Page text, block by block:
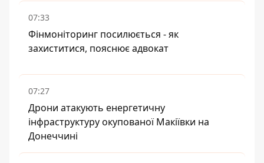
07:33
Фінмоніторинг посилюється - як
захиститися, пояснює адвокат
07:27
Дрони атакують енергетичну
інфраструктуру окупованої Макіївки на
Донеччині